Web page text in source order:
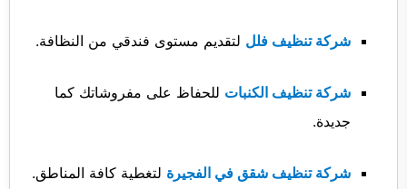
شركة تنظيف فلل لتقديم مستوى فندقي من النظافة.
شركة تنظيف الكنبات للحفاظ على مفروشاتك كما
جديدة.
شركة تنظيف شقق في الفجيرة لتغطية كافة المناطق.